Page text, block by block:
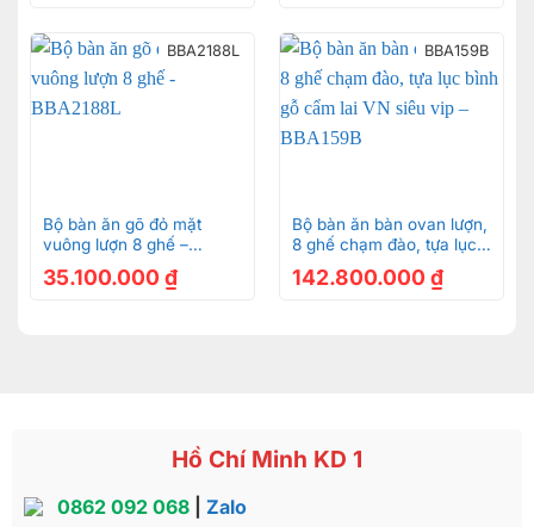
BBA2188L
Bộ bàn ăn gõ đỏ mặt
vuông lượn 8 ghế –
35.100.000 ₫
BBA159B
Bộ bàn ăn bàn ovan lượn,
8 ghế chạm đào, tựa lục
vip – BBA159B
142.800.000 ₫
Hồ Chí Minh KD 1
0862 092 068| Zalo